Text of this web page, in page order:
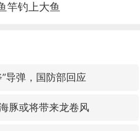
竿钓上大鱼
”导弹，国防部回应
豚或将带来龙卷风